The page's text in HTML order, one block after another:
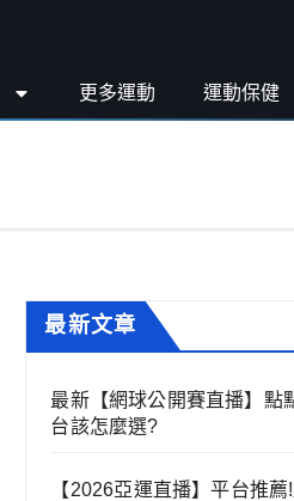
更多運動 運動保健
最新文章
最新【網球公開賽直播】點
台該怎麼選?
【2026亞運直播】平台推